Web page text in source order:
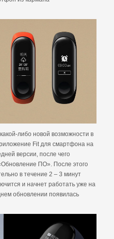
либо новой возможности в
Fit для смартфона на
версии, после чего
ПО». После этого
в течение 2 – 3 минут
и начнет работать уже на
обновлении появилась